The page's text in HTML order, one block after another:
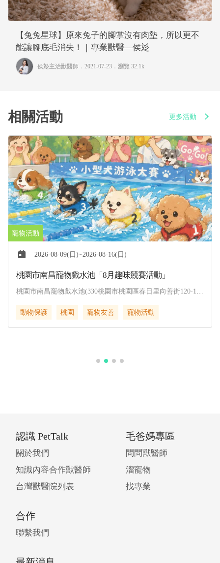
【兔兔星球】原來兔子的腳掌沒有肉墊，所以更不
能讓腳底毛消失！｜專業獸醫—侯彣
侯彣主治獸醫師 ．2021-07-23． 瀏覽 32.1k
相關活動 更多活動
2026-08-09(日)~2026-08-16(日)
桃園市南昌寵物戲水池「8月趣味競賽活動」
桃園市南昌寵物戲水池(330桃園市桃園區春日里向善街120-1
動物保護
桃園 寵物友善 寵物活動
認識 PetTalk
關於我們
知識內容合作獸醫師
台灣獸醫院列表
毛爸媽專區
問問獸醫師
溜寵物
找專業
合作
聯繫我們